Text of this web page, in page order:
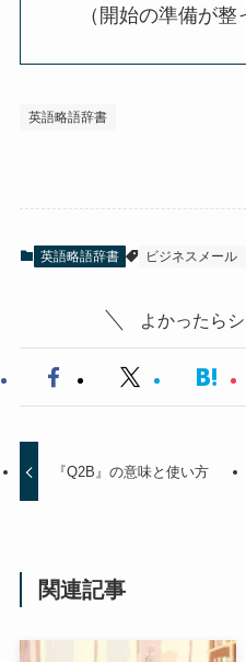
（開始の準備が整
英語略語辞書
英語略語辞書 ビジネスメール
よかったら
『Q2B』の意味と使い方
関連記事